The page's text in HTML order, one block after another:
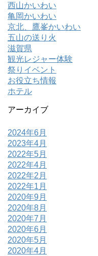
西山かいわい
亀岡かいわい
京北、鷹峯かいわい
五山の送り火
滋賀県
観光レジャー体験
祭りイベント
お役立ち情報
ホテル
アーカイブ
2024年6月
2023年4月
2022年5月
2022年4月
2022年2月
2022年1月
2020年9月
2020年8月
2020年7月
2020年6月
2020年5月
2020年4月